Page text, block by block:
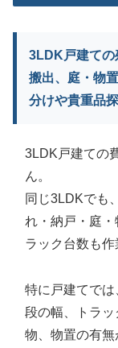
3LDK戸建ての
搬出、庭・物
分けや貴重品
3LDK戸建ての
ん。
同じ3LDKでも
れ・納戸・庭
ラック台数も作
特に戸建てで
段の幅、トラ
物、物置の有無